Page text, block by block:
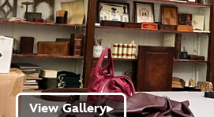
View Gallery▶